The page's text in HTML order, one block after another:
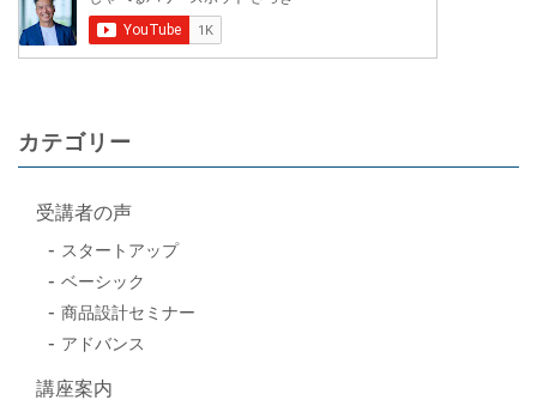
カテゴリー
受講者の声
スタートアップ
ベーシック
商品設計セミナー
アドバンス
講座案内